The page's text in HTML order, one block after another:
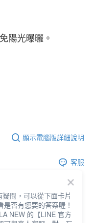
陽光曝曬。
顯示電腦版詳細說明
客服
最高3折
疑問，可以從下面卡片
是否有您要的答案喔！
NEW 的【LINE 官方